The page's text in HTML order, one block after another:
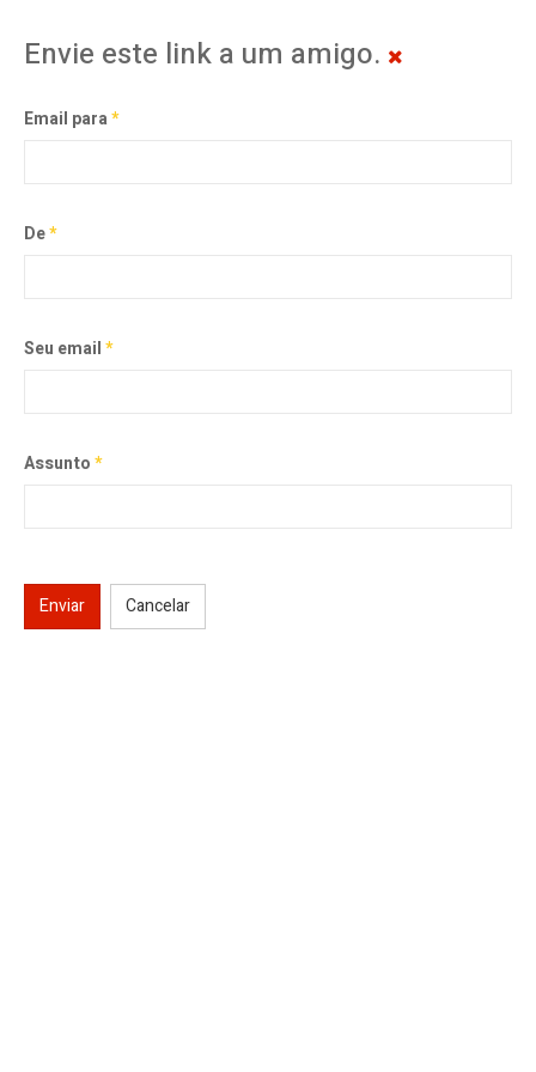
Envie este link a um amigo.
Email para*
De*
Seu email*
Assunto*
Enviar Cancelar